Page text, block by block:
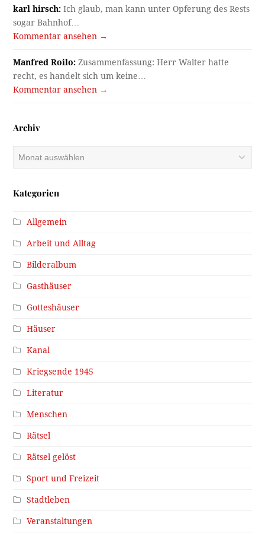
karl hirsch: Ich glaub, man kann unter Opferung des Rests
sogar Bahnhof…
Kommentar ansehen →
Manfred Roilo: Zusammenfassung: Herr Walter hatte
recht, es handelt sich um keine…
Kommentar ansehen →
Archiv
Kategorien
Allgemein
Arbeit und Alltag
Bilderalbum
Gasthäuser
Gotteshäuser
Häuser
Kanal
Kriegsende 1945
Literatur
Menschen
Rätsel
Rätsel gelöst
Sport und Freizeit
Stadtleben
Veranstaltungen